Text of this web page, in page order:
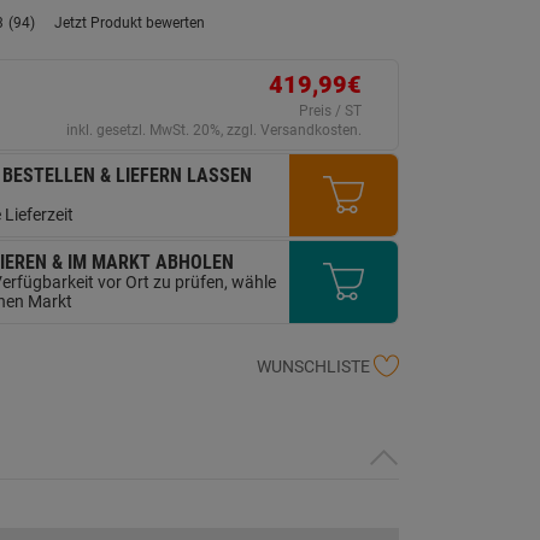
94
derselben
(94) Jetzt Produkt bewerten
419,99€
Preis / ST
inkl. gesetzl. MwSt. 20%, zzgl. Versandkosten.
& LIEFERN LASSEN
Lieferzeit
& IM MARKT ABHOLEN
vor Ort zu prüfen, wähle
Markt
WUNSCHLISTE